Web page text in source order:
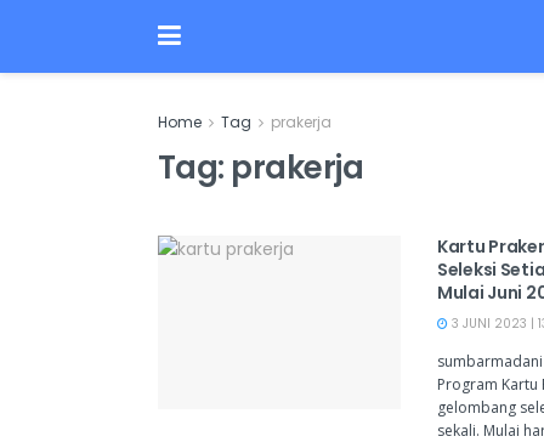
Home Tag prakerja
Tag: prakerja
Kartu
Seleksi
Mulai Juni
3 JUNI 2023 |
sumbarmadani
Program Kartu
gelombang
sekali. Mulai